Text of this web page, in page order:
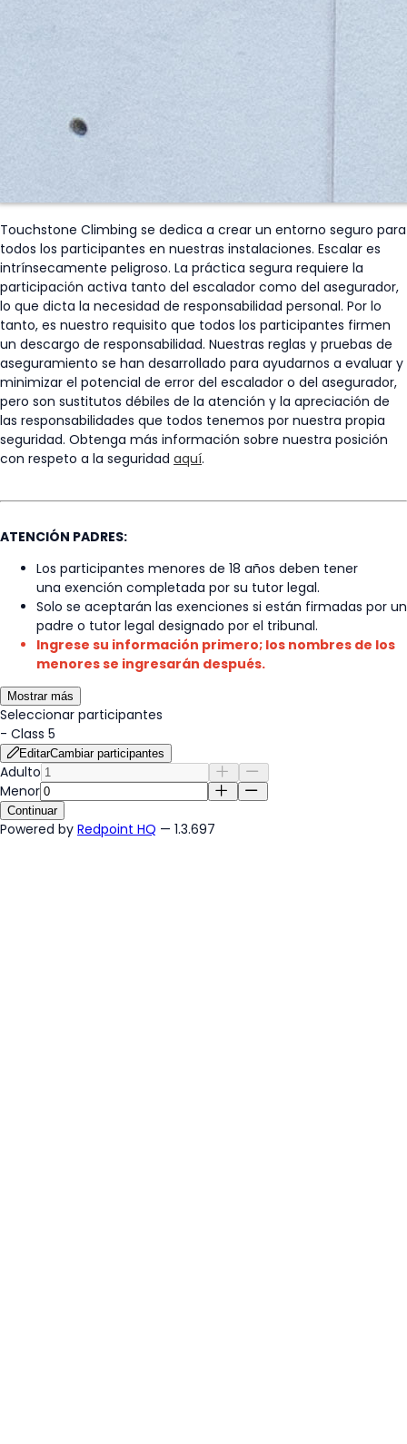
Touchstone Climbing se dedica a crear un entorno seguro para
todos los participantes en nuestras instalaciones. Escalar es
intrínsecamente peligroso. La práctica segura requiere la
participación activa tanto del escalador como del asegurador,
lo que dicta la necesidad de responsabilidad personal. Por lo
tanto, es nuestro requisito que todos los participantes firmen
un descargo de responsabilidad. Nuestras reglas y pruebas de
aseguramiento se han desarrollado para ayudarnos a evaluar y
minimizar el potencial de error del escalador o del asegurador,
pero son sustitutos débiles de la atención y la apreciación de
las responsabilidades que todos tenemos por nuestra propia
seguridad. Obtenga más información sobre nuestra posición
con respeto a la seguridad aquí.
ATENCIÓN PADRES:
Los participantes menores de 18 años deben tener
una exención completada por su tutor legal.
Solo se aceptarán las exenciones si están firmadas por un
padre o tutor legal designado por el tribunal.
Ingrese su información primero; los nombres de los
menores se ingresarán después.
Mostrar más
Seleccionar participantes
- Class 5
EditarCambiar participantes
Adulto
Menor
Continuar
Powered by Redpoint HQ — 1.3.697